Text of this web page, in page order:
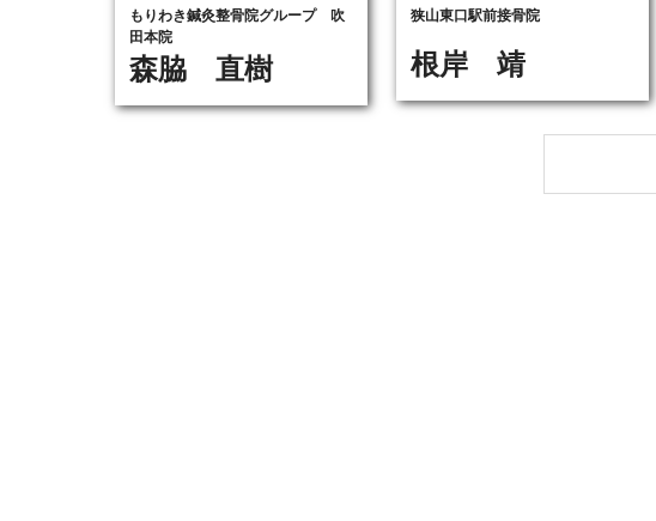
もりわき鍼灸整骨院グループ 吹
田本院
森脇 直樹
狭山東口駅前接骨院
根岸 靖